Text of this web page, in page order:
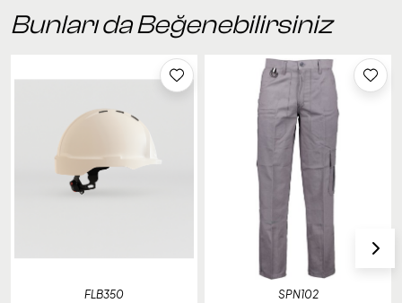
Bunları da Beğenebilirsiniz
FLB350 SPN102